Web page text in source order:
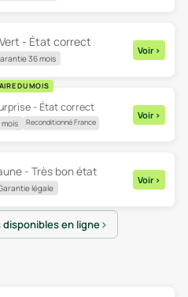
- État correct
36 mois
Voir >
DU MOIS
- État correct
Reconditionné France
Voir >
- Très bon état
légale
Voir >
disponibles en ligne